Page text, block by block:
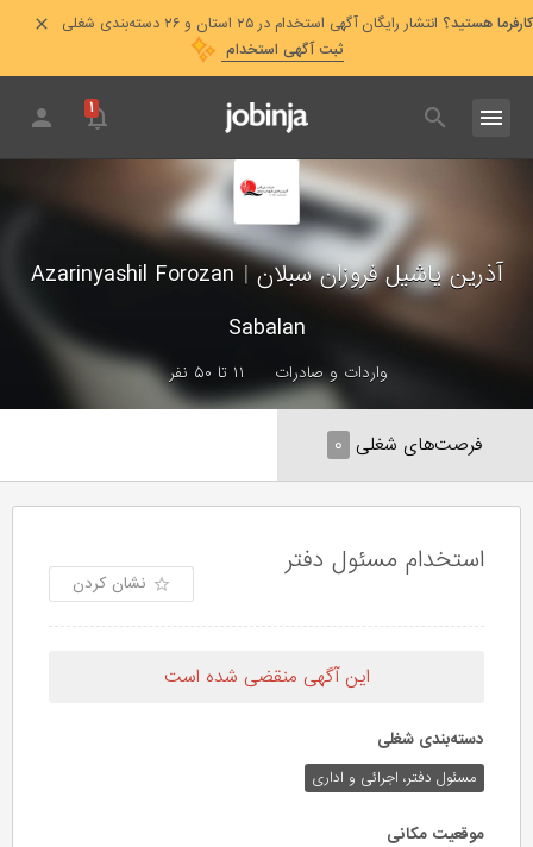
کارفرما هستید؟ انتشار رایگان آگهی استخدام در ۲۵ استان و ۲۶ دسته‌بندی شغلی
ثبت آگهی استخدام
۱
آذرین یاشیل فروزان سبلان|
Azarinyashil Forozan
Sabalan
واردات و صادرات ۱۱ تا ۵۰ نفر
فرصت‌های شغلی ۰
استخدام مسئول دفتر
نشان کردن
این آگهی منقضی شده است
دسته‌بندی شغلی
مسئول دفتر، اجرائی و اداری
موقعیت مکانی